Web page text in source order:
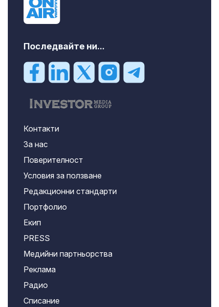
Последвайте ни...
Контакти
За нас
Поверителност
Условия за ползване
Редакционни стандарти
Портфолио
Екип
PRESS
Медийни партньорства
Реклама
Радио
Списание